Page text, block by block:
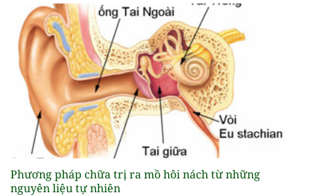
Phương pháp chữa trị ra mồ hôi nách từ những
nguyên liệu tự nhiên